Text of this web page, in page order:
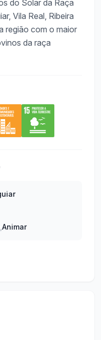
do Solar da Raça
Vila Real, Ribeira
região com o maior
da raça
Animar